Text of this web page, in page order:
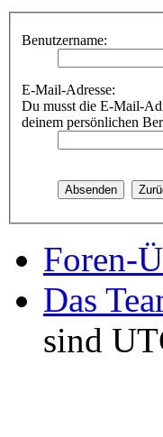
Benutzername:
E-Mail-Adresse:
Du musst die E-Mail-
deinem persönlichen
Foren-
Das
sind